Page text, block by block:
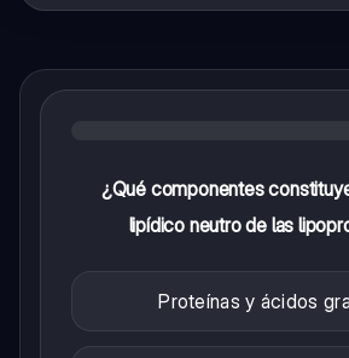
¿Qué componentes
lipídico neutro de las
Proteínas y ácidos